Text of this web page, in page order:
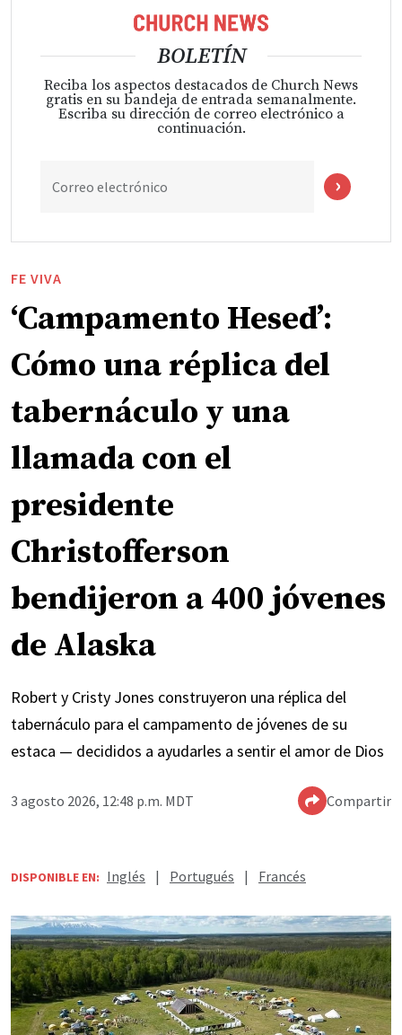
BOLETÍN
Reciba los aspectos destacados de Church News
gratis en su bandeja de entrada semanalmente.
Escriba su dirección de correo electrónico a
continuación.
Correo electrónico
FE VIVA
‘Campamento Hesed’:
Cómo una réplica del
tabernáculo y una
llamada con el
presidente
Christofferson
bendijeron a 400 jóvenes
de Alaska
Robert y Cristy Jones construyeron una réplica del
tabernáculo para el campamento de jóvenes de su
estaca — decididos a ayudarles a sentir el amor de Dios
3 agosto 2026, 12:48 p.m. MDT Compartir
DISPONIBLE EN: Inglés | Portugués | Francés